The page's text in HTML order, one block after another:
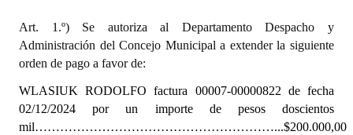
Resoluciones de Presidencia
Antiguos Pobladores
Art. 1.º) Se autoriza al Departamento Despacho y
Administración del Concejo Municipal a extender la siguiente
orden de pago a favor de:
WLASIUK RODOLFO factura 00007-00000822 de fecha
02/12/2024por un importe de pesos doscientos
mil…………………………………………………...$200.000,00